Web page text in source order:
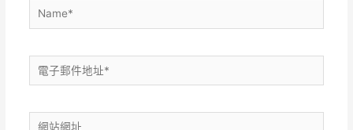
Name*
電
子
件